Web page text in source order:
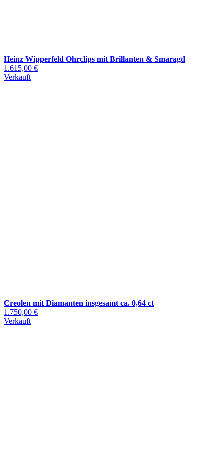
Heinz Wipperfeld Ohrclips mit Brillanten & Smaragd
1.615,00 €
Verkauft
Creolen mit Diamanten insgesamt ca. 0,64 ct
1.750,00 €
Verkauft